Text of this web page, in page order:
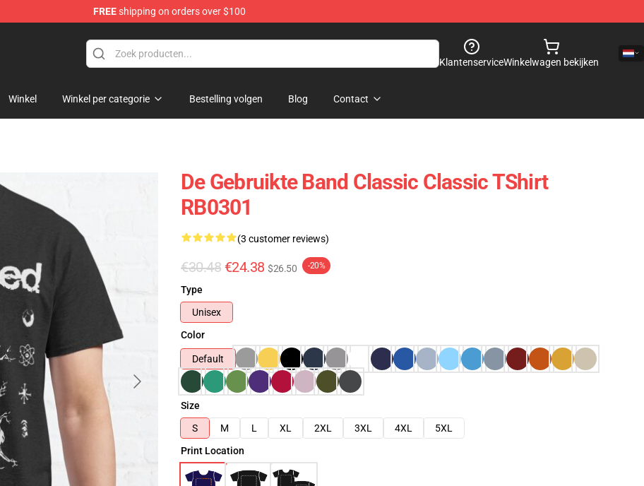
FREEshipping on orders over $100
KlantenserviceWinkelwagen bekijken
Winkel Winkel per categorie Bestelling volgen Blog Contact
De Gebruikte Band Classic Classic TShirt
RB0301
(3 customer reviews)
€30.48 €24.38 $26.50 -20%
Type
Unisex
Color
Default
Size
S
M L XL 2XL 3XL 4XL
5XL
Print Location